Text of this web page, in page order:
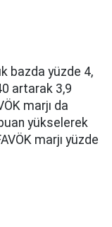
bazda yüzde 4,
artarak 3,9
marjı da
yükselerek
marjı yüzde